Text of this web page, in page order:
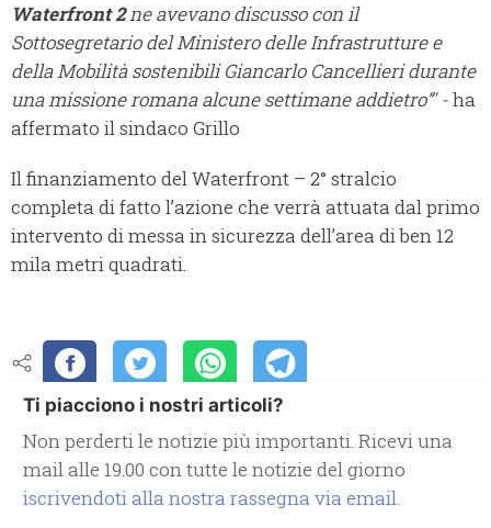
Waterfront 2ne avevano discusso con il
Sottosegretario del Ministero delle Infrastrutture e
della Mobilità sostenibili Giancarlo Cancellieri durante
una missione romana alcune settimane addietro”' -ha
affermato il sindaco Grillo
Il finanziamento del Waterfront – 2° stralcio
completa di fatto l’azione che verrà attuata dal primo
intervento di messa in sicurezza dell’area di ben 12
mila metri quadrati.
Ti piacciono i nostri articoli?
Non perderti le notizie più importanti. Ricevi una
mail alle 19.00 con tutte le notizie del giorno
iscrivendoti alla nostra rassegna via email.